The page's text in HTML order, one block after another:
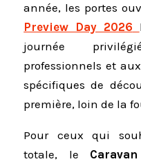
année, les portes
Preview Day 2026
journée
professionnels et
spécifiques de
première, loin de la
Pour ceux qui
totale, le